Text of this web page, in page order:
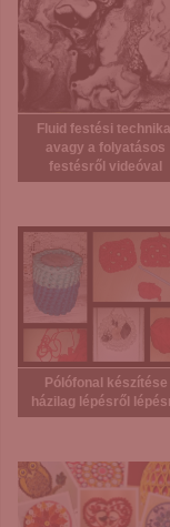
Fluid festési
avagy a folyatásos
festésről videóval
Pólófonal készítése
házilag lépésről